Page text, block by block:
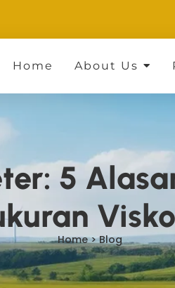
Home About Us
5
Home > Blog